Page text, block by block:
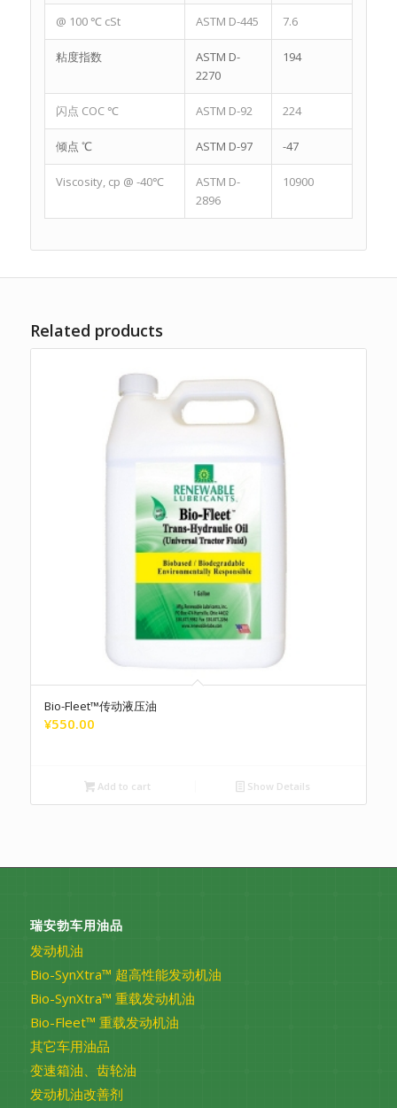
@ 100 ℃ cSt ASTM D-445 7.6
粘度指数
ASTM D-
2270
194
闪点 COC ℃ ASTM D-92 224
倾点 ℃ ASTM D-97 -47
Viscosity, cp @ -40℃
ASTM D-
2896
10900
Related products
Bio-Fleet™传动液压油
¥550.00
Add to cart Show Details
瑞安勃车用油品
发动机油
Bio-SynXtra™ 超高性能发动机油
Bio-SynXtra™ 重载发动机油
Bio-Fleet™ 重载发动机油
其它车用油品
变速箱油、齿轮油
发动机油改善剂